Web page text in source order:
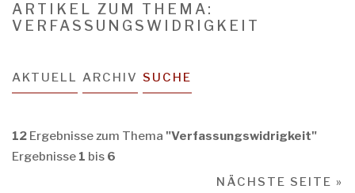
ARTIKEL ZUM THEMA:
VERFASSUNGSWIDRIGKEIT
AKTUELL ARCHIV SUCHE
12 Ergebnisse zum Thema "Verfassungswidrigkeit"
Ergebnisse 1 bis 6
NÄCHSTE SEITE »